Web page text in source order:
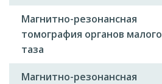
Магнитно-резонансная
томография органов малого
таза
Магнитно-резонансная